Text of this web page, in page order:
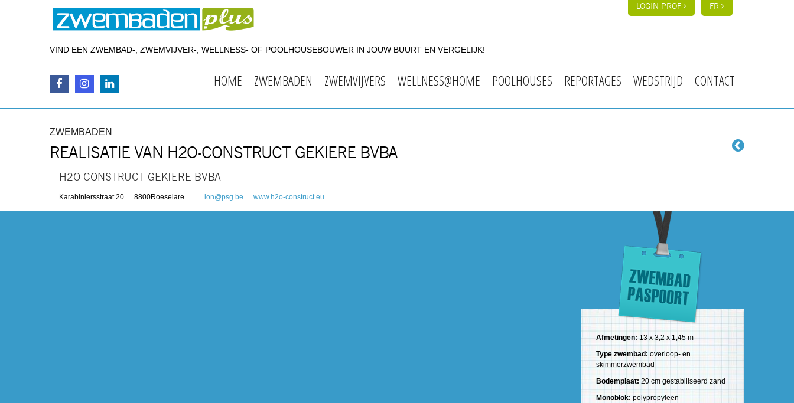
LOGIN PROF FR
VIND EEN ZWEMBAD-, ZWEMVIJVER-, WELLNESS- OF POOLHOUSEBOUWER IN JOUW BUURT EN VERGELIJK!
HOME ZWEMBADEN ZWEMVIJVERS WELLNESS@HOME POOLHOUSES REPORTAGES WEDSTRIJD CONTACT
ZWEMBADEN
REALISATIE VAN H2O-CONSTRUCT GEKIERE BVBA
H2O-CONSTRUCT GEKIERE BVBA
Karabiniersstraat 20 8800Roeselare ion@psg.be www.h2o-construct.eu
Afmetingen:13 x 3,2 x 1,45 m
Type zwembad:overloop- en
skimmerzwembad
Bodemplaat: 20 cm gestabiliseerd zand
Monoblok:polypropyleen